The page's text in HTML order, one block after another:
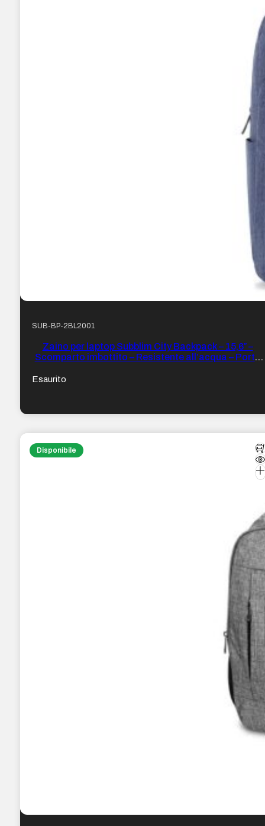
SUB-BP-2BL2001
Zaino per laptop Subblim City Backpack – 15,6″ –
Scomparto imbottito – Resistente all’acqua – Porta
Esaurito
Disponibile